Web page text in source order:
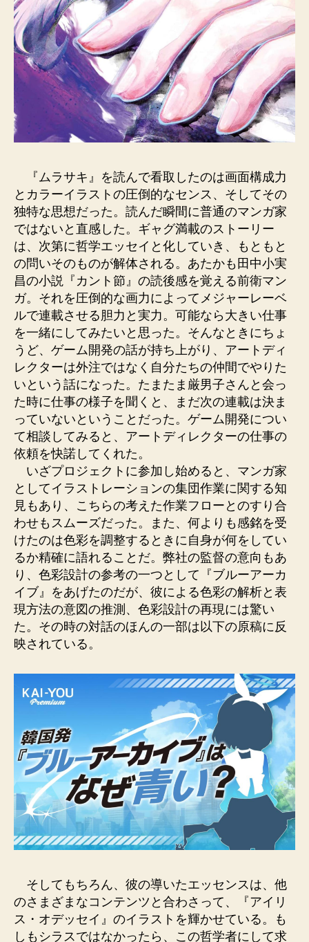
『ムラサキ』を読んで看取したのは画面構成力
とカラーイラストの圧倒的なセンス、そしてその
独特な思想だった。読んだ瞬間に普通のマンガ家
ではないと直感した。ギャグ満載のストーリー
は、次第に哲学エッセイと化していき、もともと
の問いそのものが解体される。あたかも田中小実
昌の小説『カント節』の読後感を覚える前衛マン
ガ。それを圧倒的な画力によってメジャーレーベ
ルで連載させる胆力と実力。可能なら大きい仕事
を一緒にしてみたいと思った。そんなときにちょ
うど、ゲーム開発の話が持ち上がり、アートディ
レクターは外注ではなく自分たちの仲間でやりた
いという話になった。たまたま厳男子さんと会っ
た時に仕事の様子を聞くと、まだ次の連載は決ま
っていないということだった。ゲーム開発につい
て相談してみると、アートディレクターの仕事の
依頼を快諾してくれた。
いざプロジェクトに参加し始めると、マンガ家
としてイラストレーションの集団作業に関する知
見もあり、こちらの考えた作業フローとのすり合
わせもスムーズだった。また、何よりも感銘を受
けたのは色彩を調整するときに自身が何をしてい
るか精確に語れることだ。弊社の監督の意向もあ
り、色彩設計の参考の一つとして『ブルーアーカ
イブ』をあげたのだが、彼による色彩の解析と表
現方法の意図の推測、色彩設計の再現には驚い
た。その時の対話のほんの一部は以下の原稿に反
映されている。
そしてもちろん、彼の導いたエッセンスは、他
のさまざまなコンテンツと合わさって、『アイリ
ス・オデッセイ』のイラストを輝かせている。も
しもシラスではなかったら、この哲学者にして求